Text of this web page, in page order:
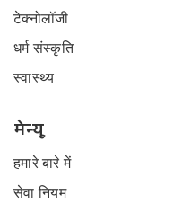
टेक्नोलॉजी
धर्म संस्कृति
स्वास्थ्य
मेन्यू
हमारे बारे में
सेवा नियम